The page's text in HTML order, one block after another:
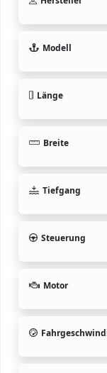
Modell
Länge
Breite
Tiefgang
Steuerung
Motor